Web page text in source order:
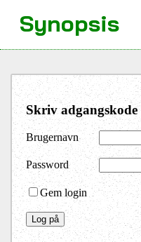
Skriv adgangskode
Brugernavn
Password
Gem login
Synopsis